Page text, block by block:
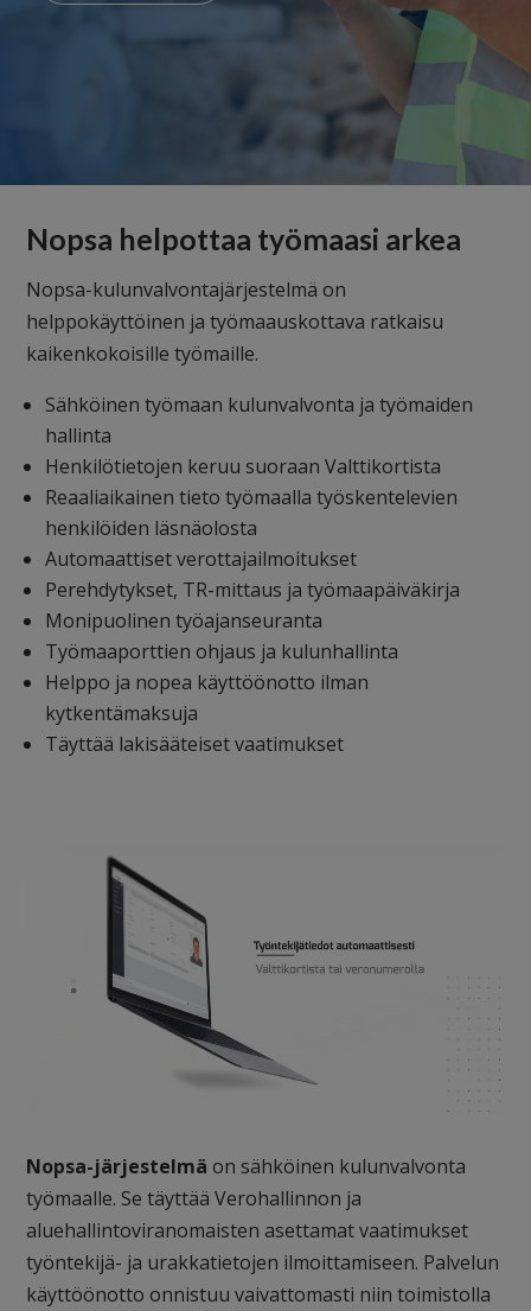
Nopsa helpottaa työmaasi arkea
Nopsa-kulunvalvontajärjestelmä on
helppokäyttöinen ja työmaauskottava ratkaisu
kaikenkokoisille työmaille.
Sähköinen työmaan kulunvalvonta ja työmaiden
hallinta
Henkilötietojen keruu suoraan Valttikortista
Reaaliaikainen tieto työmaalla työskentelevien
henkilöiden läsnäolosta
Automaattiset verottajailmoitukset
Perehdytykset, TR-mittaus ja työmaapäiväkirja
Monipuolinen työajanseuranta
Työmaaporttien ohjaus ja kulunhallinta
Helppo ja nopea käyttöönotto ilman
kytkentämaksuja
Täyttää lakisääteiset vaatimukset
Nopsa-järjestelmä on sähköinen kulunvalvonta
työmaalle. Se täyttää Verohallinnon ja
aluehallintoviranomaisten asettamat vaatimukset
työntekijä- ja urakkatietojen ilmoittamiseen. Palvelun
käyttöönotto onnistuu vaivattomasti niin toimistolla